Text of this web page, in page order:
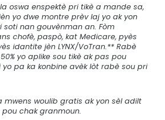
la oswa enspektè pri tikè a mande sa,
yo dwe montre prèv laj yo ak yon
nan gouvènman an. Fòm
chofè, paspò, kat Medicare, pyès
idantite jèn LYNX/VoTran.** Rabè
yo aplike sou tikè ak pas pou
yo pa ka konbine avèk lòt rabè sou pri
mwens woulib gratis ak yon sèl adilt
pou chak granmoun.